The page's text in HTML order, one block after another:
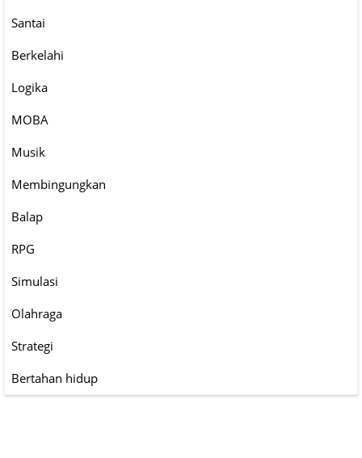
Santai
Berkelahi
Logika
MOBA
Musik
Membingungkan
Balap
RPG
Simulasi
Olahraga
Strategi
Bertahan hidup